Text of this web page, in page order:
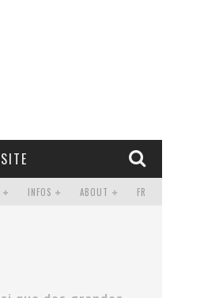
INFOS ABOUT FR